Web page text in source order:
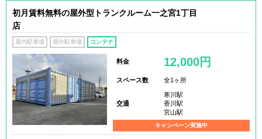
初月賃料無料の屋外型トランクルーム一之宮1丁目
店
屋内駐車場 屋外駐車場 コンテナ
料金 12,000円
スペース数 全1ヶ所
交通
寒川駅
香川駅
宮山駅
キャンペーン実施中